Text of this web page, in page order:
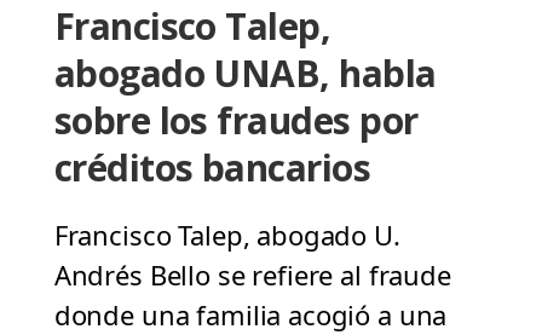
Francisco Talep,
abogado UNAB, habla
sobre los fraudes por
créditos bancarios
Francisco Talep, abogado U.
Andrés Bello se refiere al fraude
donde una familia acogió a una